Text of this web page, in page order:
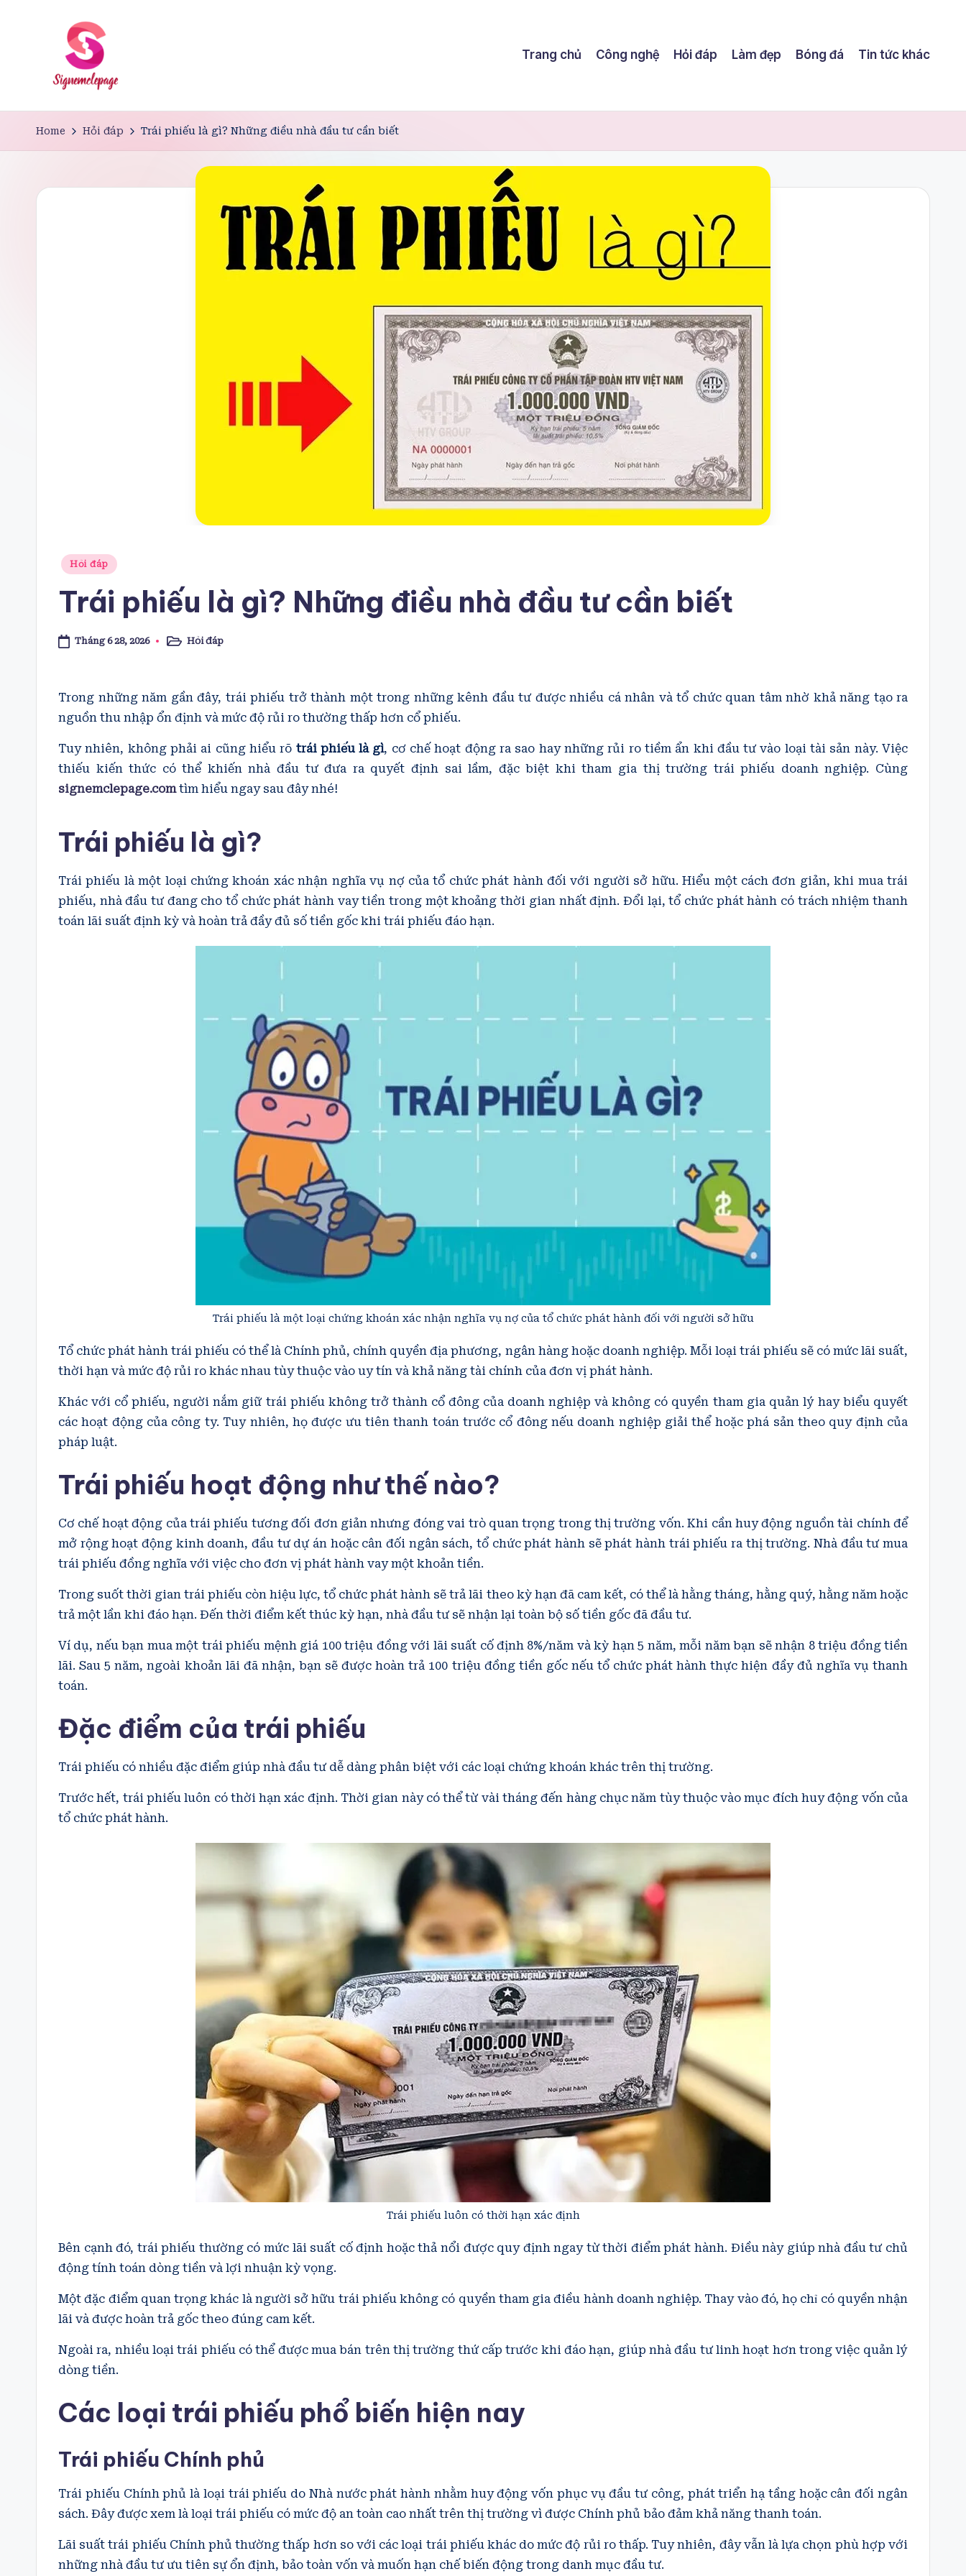
Trang chủ Công nghệ Hỏi đáp Làm đẹp Bóng đá Tin tức khác
Home Hỏi đáp Trái phiếu là gì? Những điều nhà đầu tư cần biết
Posted
Hỏi đáp
Trái phiếu là gì? Những điều nhà đầu tư cần biết
Tháng 6 28, 2026
PostedHỏi đáp
Trong những năm gần đây, trái phiếu trở thành một trong những kênh đầu tư được nhiều cá nhân và tổ chức quan tâm nhờ khả năng tạo ra
nguồn thu nhập ổn định và mức độ rủi ro thường thấp hơn cổ phiếu.
Tuy nhiên, không phải ai cũng hiểu rõ trái phiếu là gì, cơ chế hoạt động ra sao hay những rủi ro tiềm ẩn khi đầu tư vào loại tài sản này. Việc
thiếu kiến thức có thể khiến nhà đầu tư đưa ra quyết định sai lầm, đặc biệt khi tham gia thị trường trái phiếu doanh nghiệp. Cùng
signemclepage.comtìm hiểu ngay sau đây nhé!
Trái phiếu là gì?
Trái phiếu là một loại chứng khoán xác nhận nghĩa vụ nợ của tổ chức phát hành đối với người sở hữu. Hiểu một cách đơn giản, khi mua trái
phiếu, nhà đầu tư đang cho tổ chức phát hành vay tiền trong một khoảng thời gian nhất định. Đổi lại, tổ chức phát hành có trách nhiệm thanh
toán lãi suất định kỳ và hoàn trả đầy đủ số tiền gốc khi trái phiếu đáo hạn.
Trái phiếu là một loại chứng khoán xác nhận nghĩa vụ nợ của tổ chức phát hành đối với người sở hữu
Tổ chức phát hành trái phiếu có thể là Chính phủ, chính quyền địa phương, ngân hàng hoặc doanh nghiệp. Mỗi loại trái phiếu sẽ có mức lãi suất,
thời hạn và mức độ rủi ro khác nhau tùy thuộc vào uy tín và khả năng tài chính của đơn vị phát hành.
Khác với cổ phiếu, người nắm giữ trái phiếu không trở thành cổ đông của doanh nghiệp và không có quyền tham gia quản lý hay biểu quyết
các hoạt động của công ty. Tuy nhiên, họ được ưu tiên thanh toán trước cổ đông nếu doanh nghiệp giải thể hoặc phá sản theo quy định của
pháp luật.
Trái phiếu hoạt động như thế nào?
Cơ chế hoạt động của trái phiếu tương đối đơn giản nhưng đóng vai trò quan trọng trong thị trường vốn. Khi cần huy động nguồn tài chính để
mở rộng hoạt động kinh doanh, đầu tư dự án hoặc cân đối ngân sách, tổ chức phát hành sẽ phát hành trái phiếu ra thị trường. Nhà đầu tư mua
trái phiếu đồng nghĩa với việc cho đơn vị phát hành vay một khoản tiền.
Trong suốt thời gian trái phiếu còn hiệu lực, tổ chức phát hành sẽ trả lãi theo kỳ hạn đã cam kết, có thể là hằng tháng, hằng quý, hằng năm hoặc
trả một lần khi đáo hạn. Đến thời điểm kết thúc kỳ hạn, nhà đầu tư sẽ nhận lại toàn bộ số tiền gốc đã đầu tư.
Ví dụ, nếu bạn mua một trái phiếu mệnh giá 100 triệu đồng với lãi suất cố định 8%/năm và kỳ hạn 5 năm, mỗi năm bạn sẽ nhận 8 triệu đồng tiền
lãi. Sau 5 năm, ngoài khoản lãi đã nhận, bạn sẽ được hoàn trả 100 triệu đồng tiền gốc nếu tổ chức phát hành thực hiện đầy đủ nghĩa vụ thanh
toán.
Đặc điểm của trái phiếu
Trái phiếu có nhiều đặc điểm giúp nhà đầu tư dễ dàng phân biệt với các loại chứng khoán khác trên thị trường.
Trước hết, trái phiếu luôn có thời hạn xác định. Thời gian này có thể từ vài tháng đến hàng chục năm tùy thuộc vào mục đích huy động vốn của
tổ chức phát hành.
Trái phiếu luôn có thời hạn xác định
Bên cạnh đó, trái phiếu thường có mức lãi suất cố định hoặc thả nổi được quy định ngay từ thời điểm phát hành. Điều này giúp nhà đầu tư chủ
động tính toán dòng tiền và lợi nhuận kỳ vọng.
Một đặc điểm quan trọng khác là người sở hữu trái phiếu không có quyền tham gia điều hành doanh nghiệp. Thay vào đó, họ chỉ có quyền nhận
lãi và được hoàn trả gốc theo đúng cam kết.
Ngoài ra, nhiều loại trái phiếu có thể được mua bán trên thị trường thứ cấp trước khi đáo hạn, giúp nhà đầu tư linh hoạt hơn trong việc quản lý
dòng tiền.
Các loại trái phiếu phổ biến hiện nay
Trái phiếu Chính phủ
Trái phiếu Chính phủ là loại trái phiếu do Nhà nước phát hành nhằm huy động vốn phục vụ đầu tư công, phát triển hạ tầng hoặc cân đối ngân
sách. Đây được xem là loại trái phiếu có mức độ an toàn cao nhất trên thị trường vì được Chính phủ bảo đảm khả năng thanh toán.
Lãi suất trái phiếu Chính phủ thường thấp hơn so với các loại trái phiếu khác do mức độ rủi ro thấp. Tuy nhiên, đây vẫn là lựa chọn phù hợp với
những nhà đầu tư ưu tiên sự ổn định, bảo toàn vốn và muốn hạn chế biến động trong danh mục đầu tư.